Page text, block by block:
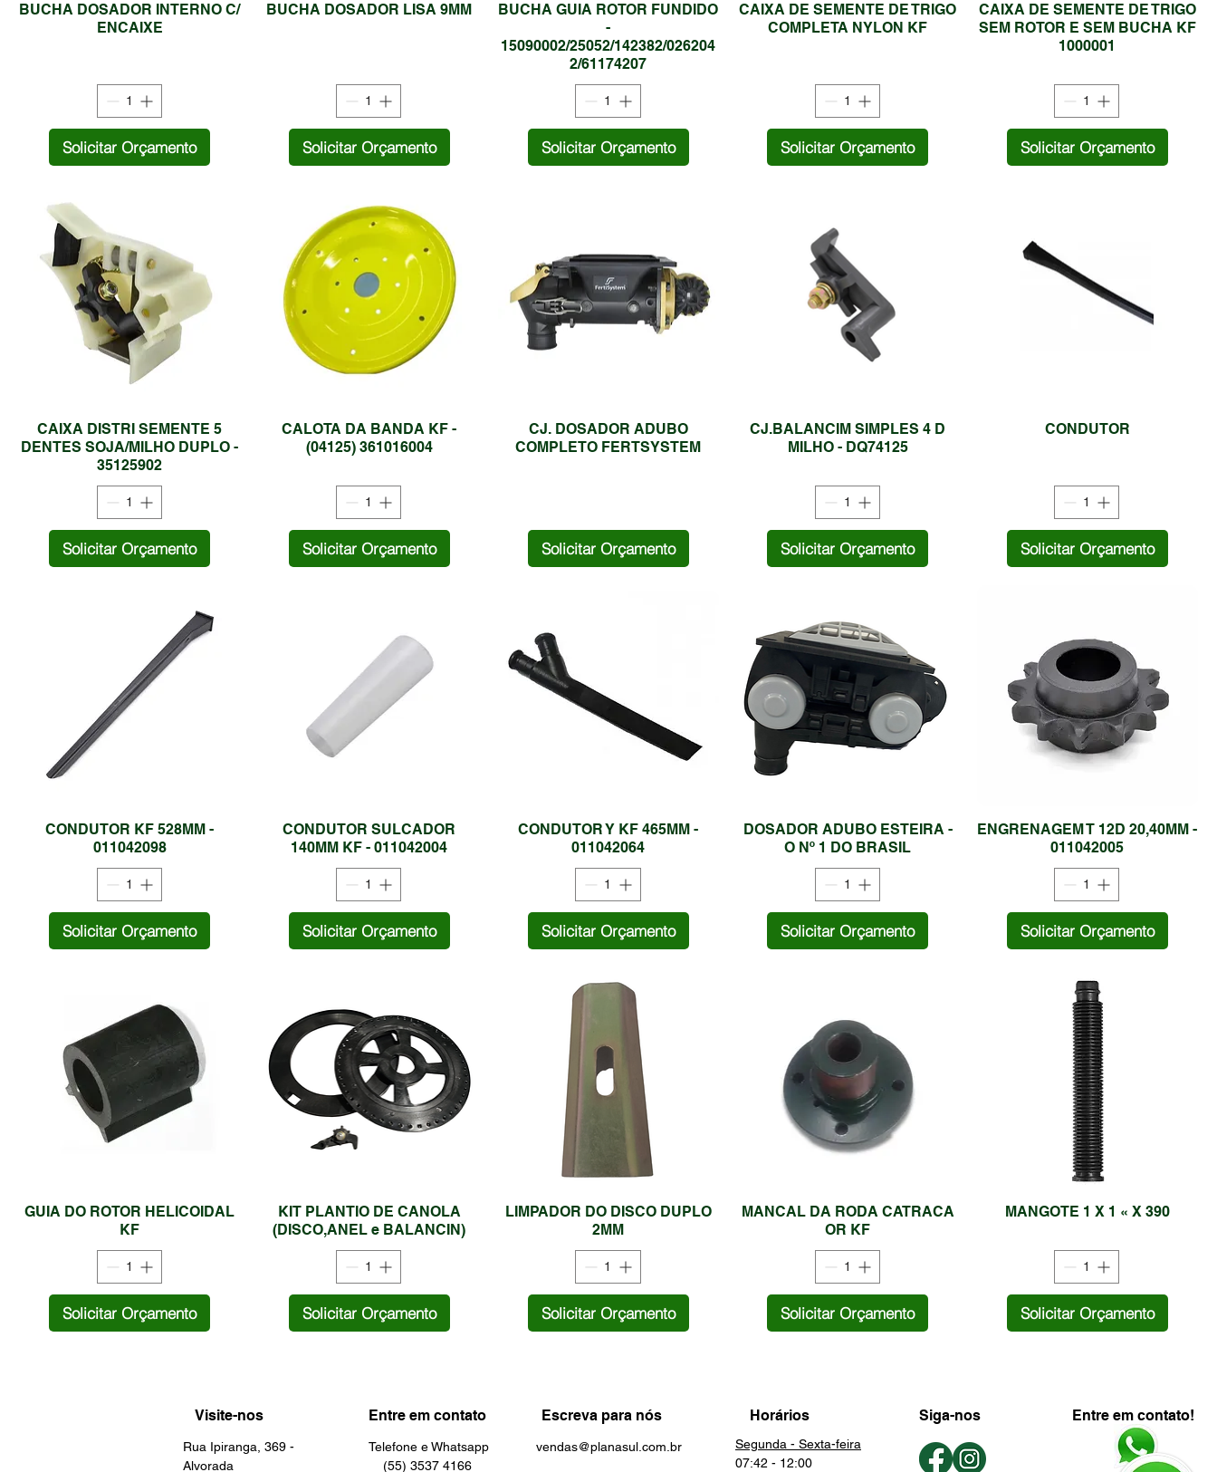
BUCHA DOSADOR INTERNO C/
ENCAIXE
Solicitar Orçamento
BUCHA DOSADOR LISA 9MM
Solicitar Orçamento
BUCHA GUIA ROTOR FUNDIDO
-
15090002/25052/142382/026204
2/61174207
Solicitar Orçamento
CAIXA DE SEMENTE DE TRIGO
COMPLETA NYLON KF
Solicitar Orçamento
CAIXA DE SEMENTE DE TRIGO
SEM ROTOR E SEM BUCHA KF
1000001
Solicitar Orçamento
CAIXA DISTRI SEMENTE 5
DENTES SOJA/MILHO DUPLO -
35125902
Solicitar Orçamento
CALOTA DA BANDA KF -
(04125) 361016004
Solicitar Orçamento
CJ. DOSADOR ADUBO
COMPLETO FERTSYSTEM
Solicitar Orçamento
CJ.BALANCIM SIMPLES 4 D
MILHO - DQ74125
Solicitar Orçamento
CONDUTOR
Solicitar Orçamento
CONDUTOR KF 528MM -
011042098
Solicitar Orçamento
CONDUTOR SULCADOR
140MM KF - 011042004
Solicitar Orçamento
CONDUTOR Y KF 465MM -
011042064
Solicitar Orçamento
DOSADOR ADUBO ESTEIRA -
O Nº 1 DO BRASIL
Solicitar Orçamento
ENGRENAGEM T 12D 20,40MM -
011042005
Solicitar Orçamento
GUIA DO ROTOR HELICOIDAL
KF
Solicitar Orçamento
KIT PLANTIO DE CANOLA
(DISCO,ANEL e BALANCIN)
Solicitar Orçamento
LIMPADOR DO DISCO DUPLO
2MM
Solicitar Orçamento
MANCAL DA RODA CATRACA
OR KF
Solicitar Orçamento
MANGOTE 1 X 1 « X 390
Solicitar Orçamento
Visite-nos
Rua Ipiranga, 369 -
Alvorada
Entre em contato
Telefone e Whatsapp
(55) 3537 4166
Escreva para nós
vendas@planasul.com.br
Horários
Segunda - Sexta-feira
07:42 - 12:00
Siga-nos Entre em contato!